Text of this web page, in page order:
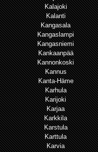
Kalajoki
Kalanti
Kangasala
Kangaslampi
Kangasniemi
Kankaanpää
Kannonkoski
Kannus
Kanta-Häme
Karhula
Karijoki
Karjaa
Karkkila
Karstula
Karttula
Karvia